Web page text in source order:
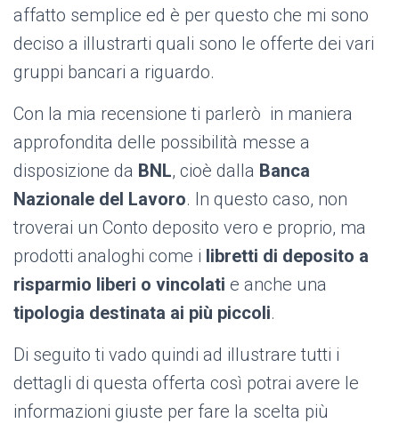
affatto semplice ed è per questo che mi sono
deciso a illustrarti quali sono le offerte dei vari
gruppi bancari a riguardo.
Con la mia recensione ti parlerò in maniera
approfondita delle possibilità messe a
disposizione da BNL, cioè dalla Banca
Nazionale del Lavoro. In questo caso, non
troverai un Conto deposito vero e proprio, ma
prodotti analoghi come i libretti di deposito a
risparmio liberi o vincolati e anche una
tipologia destinata ai più piccoli.
Di seguito ti vado quindi ad illustrare tutti i
dettagli di questa offerta così potrai avere le
informazioni giuste per fare la scelta più